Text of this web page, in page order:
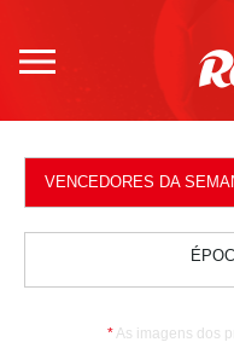
LOGIN/
VENCEDORES DA
*As imagens dos